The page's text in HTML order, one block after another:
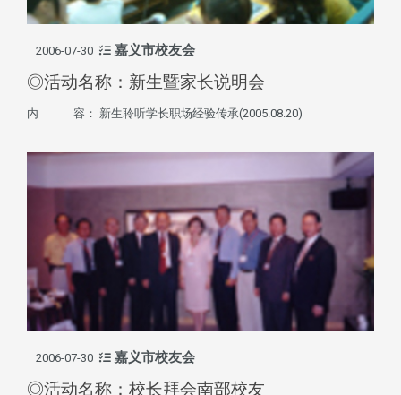
2006-07-30 嘉义市校友会
◎活动名称：新生暨家长说明会
内 容： 新生聆听学长职场经验传承(2005.08.20)
2006-07-30 嘉义市校友会
◎活动名称：校长拜会南部校友